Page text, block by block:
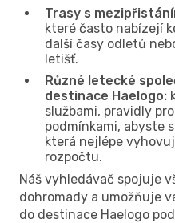
Trasy s
které často nabízejí
další časy odletů
letišť.
Různé letecké
destinace Haelogo:
službami, pravidly
podmínkami, abyste
která nejlépe
rozpočtu.
Náš vyhledávač spojuje
dohromady a umožňuje
do destinace Haelogo